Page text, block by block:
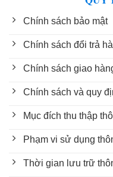
Chính sách bảo mật
Chính sách đổi trả
Chính sách giao
Chính sách và quy
Mục đích thu thập
Phạm vi sử dụng
Thời gian lưu trữ